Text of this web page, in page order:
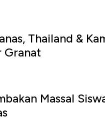
Thailand &
Granat
Massal